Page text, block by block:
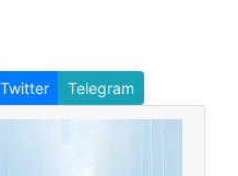
Twitter Telegram